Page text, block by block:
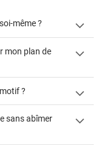
même ?
adhésif ? »
mon plan de
on installer du
?
sans abîmer